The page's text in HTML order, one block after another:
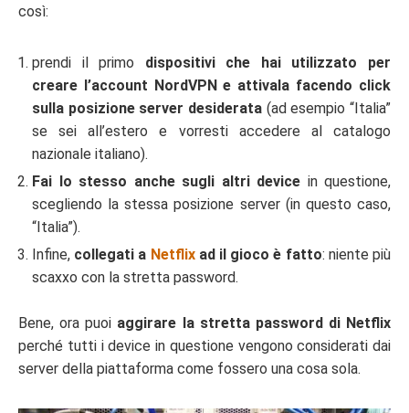
così:
prendi il primo dispositivi che hai utilizzato per
creare l’account NordVPN e attivala facendo click
sulla posizione server desiderata (ad esempio “Italia”
se sei all’estero e vorresti accedere al catalogo
nazionale italiano).
Fai lo stesso anche sugli altri device in questione,
scegliendo la stessa posizione server (in questo caso,
“Italia”).
Infine, collegati a Netflixad il gioco è fatto: niente più
scaxxo con la stretta password.
Bene, ora puoi aggirare la stretta password di Netflix
perché tutti i device in questione vengono considerati dai
server della piattaforma come fossero una cosa sola.